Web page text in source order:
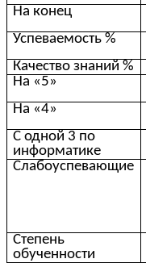
На конец
Успеваемость %
Качество знаний %
На «5»
На «4»
С одной 3 по
информатике
Слабоуспевающие
Степень
обученности